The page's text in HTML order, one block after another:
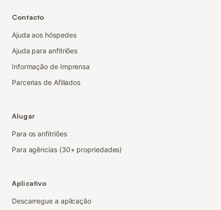
Contacto
Ajuda aos hóspedes
Ajuda para anfitriões
Informação de Imprensa
Parcerias de Afiliados
Alugar
Para os anfitriões
Para agências (30+ propriedades)
Aplicativo
Descarregue a aplicação